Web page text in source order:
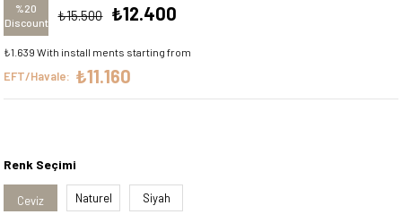
%20
Discount
₺15.500 ₺12.400
₺1.639 With install ments starting from
EFT/Havale: ₺11.160
Renk Seçimi
Ceviz Naturel Siyah